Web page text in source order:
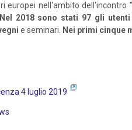
europei nell'ambito
Nel 2018 sono stati 97 gli utenti
e seminari. Nei primi cinque
4 luglio 2019